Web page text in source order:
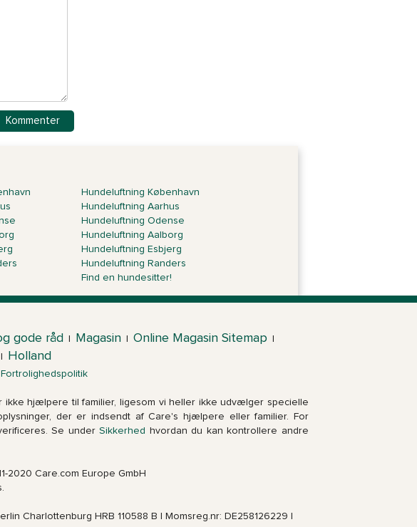
Hundeluftning København
Hundeluftning Aarhus
Hundeluftning Odense
Hundeluftning Aalborg
Hundeluftning Esbjerg
Hundeluftning Randers
Find en hundesitter!
gode råd Magasin Online Magasin Sitemap
Holland
Fortrolighedspolitik
hjælpere til familier, ligesom vi heller ikke udvælger specielle
der er indsendt af Care's hjælpere eller familier. For
Se underSikkerhed
hvordan du kan kontrollere andre
2020 Care.com Europe GmbH
Charlottenburg HRB 110588 B | Momsreg.nr: DE258126229 |